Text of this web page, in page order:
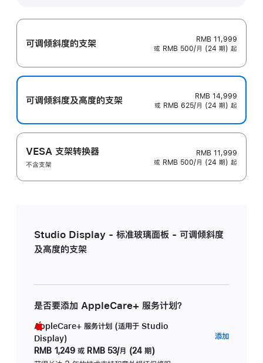
可调倾斜度的支架
RMB 11,999
或 RMB 500/月 (24 期) 起
可调倾斜度及高‍度的支‍架
RMB 14,999
或 RMB 625/月 (24 期) 起
VESA 支架转换器
不含支架
RMB 11,999
或 RMB 500/月 (24 期) 起
Studio Display - 标准玻璃面板 - 可调倾斜度
及高度的支架
是否要添加 AppleCare+ 服务计划？
AppleCare+ 服务计划 (适用于 Studio
Display)
RMB 1,249 或 RMB 53/月 (24 期)
添加